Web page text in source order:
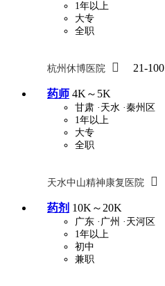
1年以上
大专
全职
杭州休博医院  21-100
药师 4K～5K
甘肃 ·天水 ·秦州区
1年以上
大专
全职
天水中山精神康复医院 
药剂 10K～20K
广东 ·广州 ·天河区
1年以上
初中
兼职